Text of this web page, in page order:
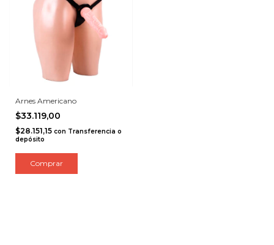
Arnes Americano
$33.119,00
$28.151,15 con Transferencia o
depósito